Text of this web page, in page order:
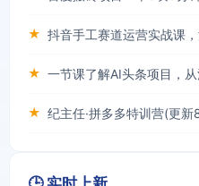
★
★
★ 纪主任·拼多多特训营(更新